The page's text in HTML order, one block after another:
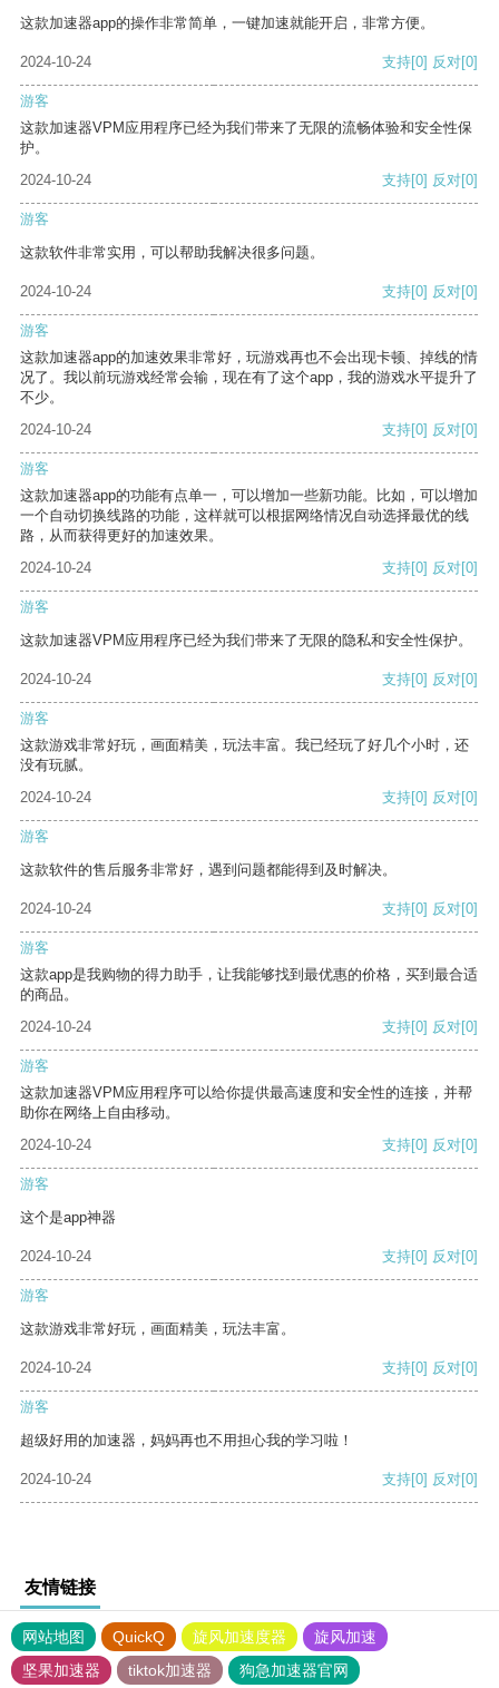
这款加速器app的操作非常简单，一键加速就能开启，非常方便。
2024-10-24 支持[0] 反对[0]
游客
这款加速器VPM应用程序已经为我们带来了无限的流畅体验和安全性保
护。
2024-10-24
支持[0] 反对[0]
游客
这款软件非常实用，可以帮助我解决很多问题。
2024-10-24 支持[0] 反对[0]
游客
这款加速器app的加速效果非常好，玩游戏再也不会出现卡顿、掉线的情
况了。我以前玩游戏经常会输，现在有了这个app，我的游戏水平提升了
不少。
2024-10-24
支持[0] 反对[0]
游客
这款加速器app的功能有点单一，可以增加一些新功能。比如，可以增加
一个自动切换线路的功能，这样就可以根据网络情况自动选择最优的线
路，从而获得更好的加速效果。
2024-10-24
支持[0] 反对[0]
游客
这款加速器VPM应用程序已经为我们带来了无限的隐私和安全性保护。
2024-10-24 支持[0] 反对[0]
游客
这款游戏非常好玩，画面精美，玩法丰富。我已经玩了好几个小时，还
没有玩腻。
2024-10-24
支持[0] 反对[0]
游客
这款软件的售后服务非常好，遇到问题都能得到及时解决。
2024-10-24 支持[0] 反对[0]
游客
这款app是我购物的得力助手，让我能够找到最优惠的价格，买到最合适
的商品。
2024-10-24
支持[0] 反对[0]
游客
这款加速器VPM应用程序可以给你提供最高速度和安全性的连接，并帮
助你在网络上自由移动。
2024-10-24
支持[0] 反对[0]
游客
这个是app神器
2024-10-24 支持[0] 反对[0]
游客
这款游戏非常好玩，画面精美，玩法丰富。
2024-10-24 支持[0] 反对[0]
游客
超级好用的加速器，妈妈再也不用担心我的学习啦！
2024-10-24 支持[0] 反对[0]
友情链接
网站地图 QuickQ 旋风加速度器
旋风加速
坚果加速器
tiktok加速器 狗急加速器官网